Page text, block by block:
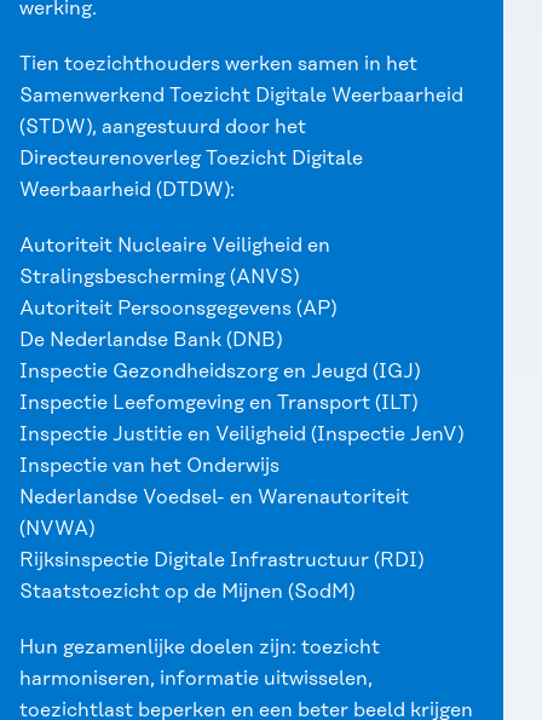
werking.
Tien toezichthouders werken samen in het
Samenwerkend Toezicht Digitale Weerbaarheid
(STDW), aangestuurd door het
Directeurenoverleg Toezicht Digitale
Weerbaarheid (DTDW):
Autoriteit Nucleaire Veiligheid en
Stralingsbescherming (ANVS)
Autoriteit Persoonsgegevens (AP)
De Nederlandse Bank (DNB)
Inspectie Gezondheidszorg en Jeugd (IGJ)
Inspectie Leefomgeving en Transport (ILT)
Inspectie Justitie en Veiligheid (Inspectie JenV)
Inspectie van het Onderwijs
Nederlandse Voedsel- en Warenautoriteit
(NVWA)
Rijksinspectie Digitale Infrastructuur (RDI)
Staatstoezicht op de Mijnen (SodM)
Hun gezamenlijke doelen zijn: toezicht
harmoniseren, informatie uitwisselen,
toezichtlast beperken en een beter beeld krijgen